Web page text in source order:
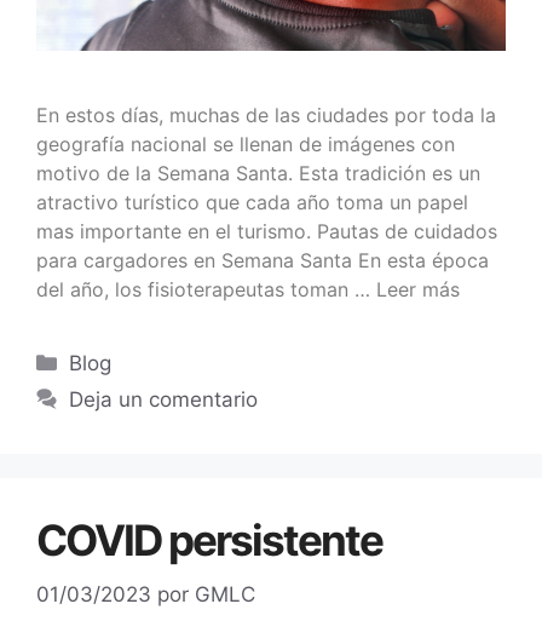
En estos días, muchas de las ciudades por toda la
geografía nacional se llenan de imágenes con
motivo de la Semana Santa. Esta tradición es un
atractivo turístico que cada año toma un papel
mas importante en el turismo. Pautas de cuidados
para cargadores en Semana Santa En esta época
del año, los fisioterapeutas toman … Leer más
Blog
Deja un comentario
COVID persistente
01/03/2023 por GMLC